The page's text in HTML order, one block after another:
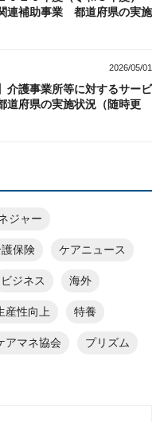
連補助事業 都道府県の実施
2026/05/01
介護事業所等に対するサービ
府県の実施状況（随時更
ジャー
保険 ケアニュース
ビジネス 海外
産性向上 特養
アマネ協会 プリズム